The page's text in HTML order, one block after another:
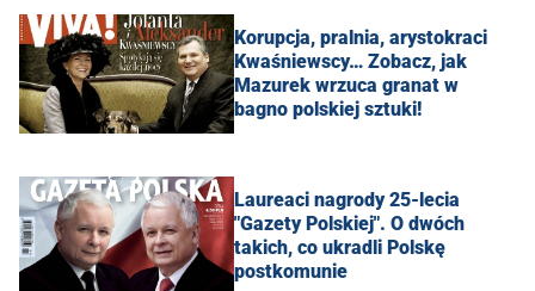
Korupcja, pralnia, arystokraci
Kwaśniewscy… Zobacz, jak
Mazurek wrzuca granat w
bagno polskiej sztuki!
Laureaci nagrody 25-lecia
"Gazety Polskiej". O dwóch
takich, co ukradli Polskę
postkomunie